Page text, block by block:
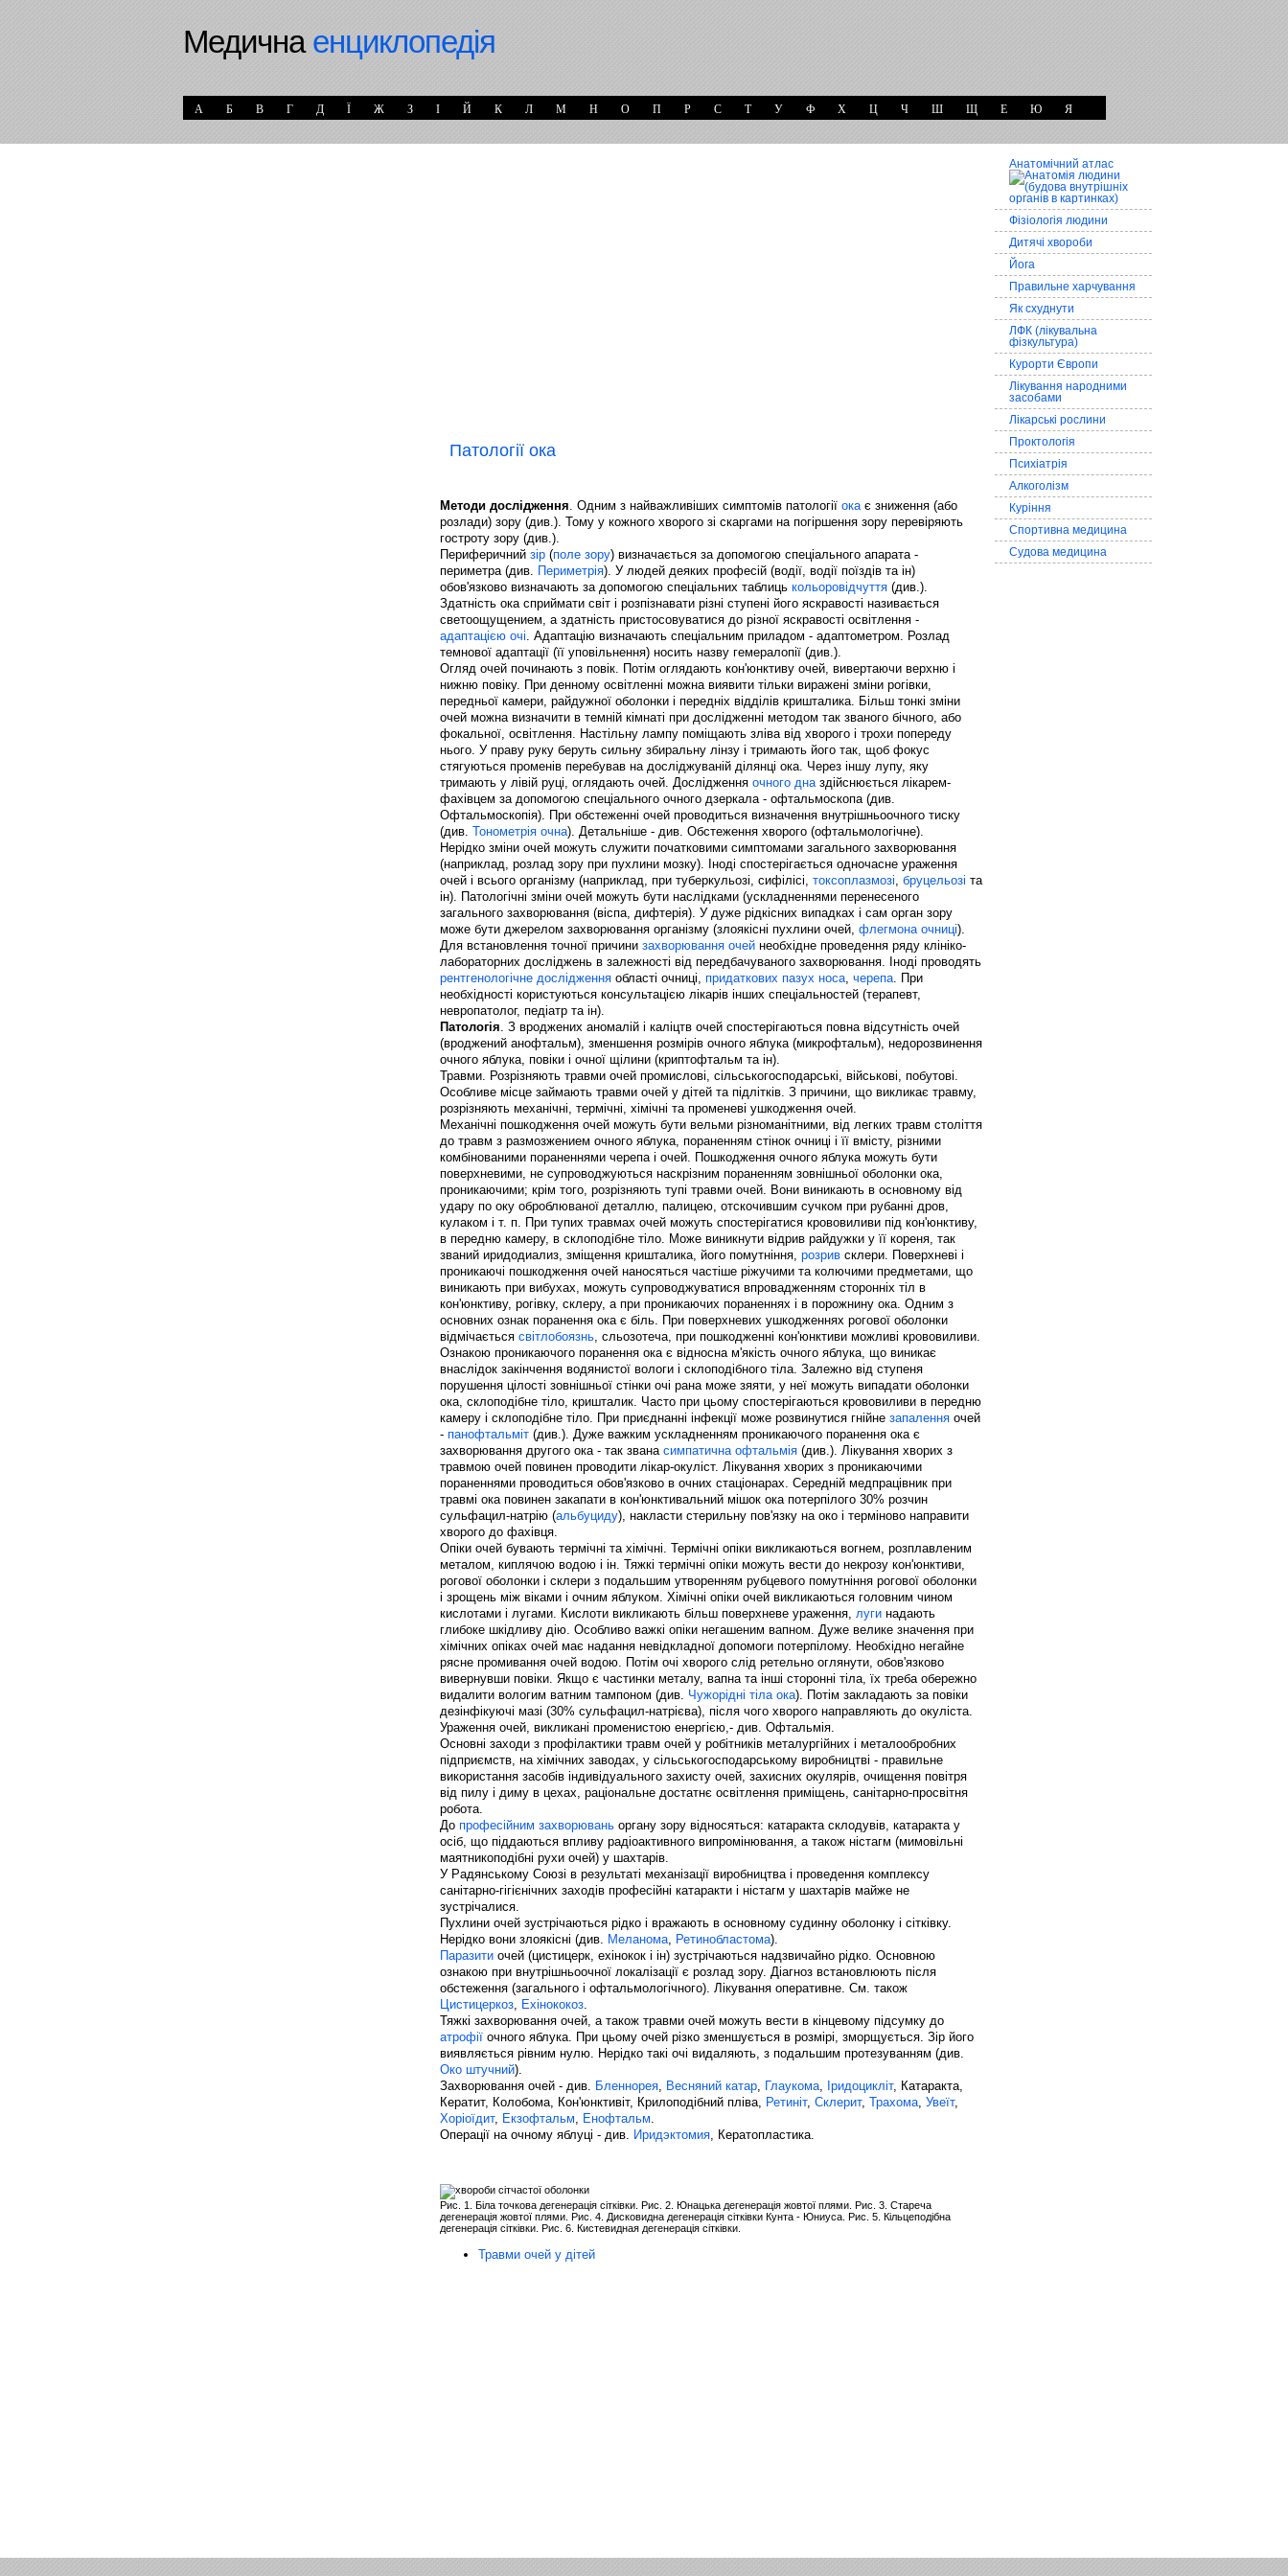
Медичнаенциклопедія
А Б В Г Д Ї Ж З І Й К Л М Н О П Р С Т У Ф Х Ц Ч Ш Щ Е Ю Я
Патології ока
Методи дослідження. Одним з найважливіших симптомів патології окає зниження (або
розлади) зору (див.). Тому у кожного хворого зі скаргами на погіршення зору перевіряють
гостроту зору (див.).
Периферичний зір (поле зору) визначається за допомогою спеціального апарата -
периметра (див. Периметрія). У людей деяких професій (водії, водії поїздів та ін)
обов'язково визначають за допомогою спеціальних таблиць кольоровідчуття (див.).
Здатність ока сприймати світ і розпізнавати різні ступені його яскравості називається
светоощущением, а здатність пристосовуватися до різної яскравості освітлення -
адаптацією очі. Адаптацію визначають спеціальним приладом - адаптометром. Розлад
темнової адаптації (її уповільнення) носить назву гемералопії (див.).
Огляд очей починають з повік. Потім оглядають кон'юнктиву очей, вивертаючи верхню і
нижню повіку. При денному освітленні можна виявити тільки виражені зміни рогівки,
передньої камери, райдужної оболонки і передніх відділів кришталика. Більш тонкі зміни
очей можна визначити в темній кімнаті при дослідженні методом так званого бічного, або
фокальної, освітлення. Настільну лампу поміщають зліва від хворого і трохи попереду
нього. У праву руку беруть сильну збиральну лінзу і тримають його так, щоб фокус
стягуються променів перебував на досліджуваній ділянці ока. Через іншу лупу, яку
тримають у лівій руці, оглядають очей. Дослідження очного дназдійснюється лікарем-
фахівцем за допомогою спеціального очного дзеркала - офтальмоскопа (див.
Офтальмоскопія). При обстеженні очей проводиться визначення внутрішньоочного тиску
(див. Тонометрія очна). Детальніше - див. Обстеження хворого (офтальмологічне).
Нерідко зміни очей можуть служити початковими симптомами загального захворювання
(наприклад, розлад зору при пухлини мозку). Іноді спостерігається одночасне ураження
очей і всього організму (наприклад, при туберкульозі, сифілісі, токсоплазмозі, бруцельозі та
ін). Патологічні зміни очей можуть бути наслідками (ускладненнями перенесеного
загального захворювання (віспа, дифтерія). У дуже рідкісних випадках і сам орган зору
може бути джерелом захворювання організму (злоякісні пухлини очей, флегмона очниці).
Для встановлення точної причини захворювання очей необхідне проведення ряду клініко-
лабораторних досліджень в залежності від передбачуваного захворювання. Іноді проводять
рентгенологічне дослідження області очниці, придаткових пазух носа, черепа. При
необхідності користуються консультацією лікарів інших спеціальностей (терапевт,
невропатолог, педіатр та ін).
Патологія. З вроджених аномалій і каліцтв очей спостерігаються повна відсутність очей
(вроджений анофтальм), зменшення розмірів очного яблука (микрофтальм), недорозвинення
очного яблука, повіки і очної щілини (криптофтальм та ін).
Травми. Розрізняють травми очей промислові, сільськогосподарські, військові, побутові.
Особливе місце займають травми очей у дітей та підлітків. З причини, що викликає травму,
розрізняють механічні, термічні, хімічні та променеві ушкодження очей.
Механічні пошкодження очей можуть бути вельми різноманітними, від легких травм століття
до травм з размозжением очного яблука, пораненням стінок очниці і її вмісту, різними
комбінованими пораненнями черепа і очей. Пошкодження очного яблука можуть бути
поверхневими, не супроводжуються наскрізним пораненням зовнішньої оболонки ока,
проникаючими; крім того, розрізняють тупі травми очей. Вони виникають в основному від
удару по оку оброблюваної деталлю, палицею, отскочившим сучком при рубанні дров,
кулаком і т. п. При тупих травмах очей можуть спостерігатися крововиливи під кон'юнктиву,
в передню камеру, в склоподібне тіло. Може виникнути відрив райдужки у її кореня, так
званий иридодиализ, зміщення кришталика, його помутніння, розрив склери. Поверхневі і
проникаючі пошкодження очей наносяться частіше ріжучими та колючими предметами, що
виникають при вибухах, можуть супроводжуватися впровадженням сторонніх тіл в
кон'юнктиву, рогівку, склеру, а при проникаючих пораненнях і в порожнину ока. Одним з
основних ознак поранення ока є біль. При поверхневих ушкодженнях рогової оболонки
відмічається світлобоязнь, сльозотеча, при пошкодженні кон'юнктиви можливі крововиливи.
Ознакою проникаючого поранення ока є відносна м'якість очного яблука, що виникає
внаслідок закінчення водянистої вологи і склоподібного тіла. Залежно від ступеня
порушення цілості зовнішньої стінки очі рана може зяяти, у неї можуть випадати оболонки
ока, склоподібне тіло, кришталик. Часто при цьому спостерігаються крововиливи в передню
камеру і склоподібне тіло. При приєднанні інфекції може розвинутися гнійне запалення очей
- панофтальміт (див.). Дуже важким ускладненням проникаючого поранення ока є
захворювання другого ока - так звана симпатична офтальмія (див.). Лікування хворих з
травмою очей повинен проводити лікар-окуліст. Лікування хворих з проникаючими
пораненнями проводиться обов'язково в очних стаціонарах. Середній медпрацівник при
травмі ока повинен закапати в кон'юнктивальний мішок ока потерпілого 30% розчин
сульфацил-натрію (альбуциду), накласти стерильну пов'язку на око і терміново направити
хворого до фахівця.
Опіки очей бувають термічні та хімічні. Термічні опіки викликаються вогнем, розплавленим
металом, киплячою водою і ін. Тяжкі термічні опіки можуть вести до некрозу кон'юнктиви,
рогової оболонки і склери з подальшим утворенням рубцевого помутніння рогової оболонки
і зрощень між віками і очним яблуком. Хімічні опіки очей викликаються головним чином
кислотами і лугами. Кислоти викликають більш поверхневе ураження, луги надають
глибоке шкідливу дію. Особливо важкі опіки негашеним вапном. Дуже велике значення при
хімічних опіках очей має надання невідкладної допомоги потерпілому. Необхідно негайне
рясне промивання очей водою. Потім очі хворого слід ретельно оглянути, обов'язково
вивернувши повіки. Якщо є частинки металу, вапна та інші сторонні тіла, їх треба обережно
видалити вологим ватним тампоном (див. Чужорідні тіла ока). Потім закладають за повіки
дезінфікуючі мазі (30% сульфацил-натрієва), після чого хворого направляють до окуліста.
Ураження очей, викликані променистою енергією,- див. Офтальмія.
Основні заходи з профілактики травм очей у робітників металургійних і металообробних
підприємств, на хімічних заводах, у сільськогосподарському виробництві - правильне
використання засобів індивідуального захисту очей, захисних окулярів, очищення повітря
від пилу і диму в цехах, раціональне достатнє освітлення приміщень, санітарно-просвітня
робота.
До професійним захворювань органу зору відносяться: катаракта склодувів, катаракта у
осіб, що піддаються впливу радіоактивного випромінювання, а також ністагм (мимовільні
маятникоподібні рухи очей) у шахтарів.
У Радянському Союзі в результаті механізації виробництва і проведення комплексу
санітарно-гігієнічних заходів професійні катаракти і ністагм у шахтарів майже не
зустрічалися.
Пухлини очей зустрічаються рідко і вражають в основному судинну оболонку і сітківку.
Нерідко вони злоякісні (див. Меланома, Ретинобластома).
Паразити очей (цистицерк, ехінокок і ін) зустрічаються надзвичайно рідко. Основною
ознакою при внутрішньоочної локалізації є розлад зору. Діагноз встановлюють після
обстеження (загального і офтальмологічного). Лікування оперативне. См. також
Цистицеркоз, Ехінококоз.
Тяжкі захворювання очей, а також травми очей можуть вести в кінцевому підсумку до
атрофії очного яблука. При цьому очей різко зменшується в розмірі, зморщується. Зір його
виявляється рівним нулю. Нерідко такі очі видаляють, з подальшим протезуванням (див.
Око штучний).
Захворювання очей - див. Бленнорея, Весняний катар, Глаукома, Іридоцикліт, Катаракта,
Кератит, Колобома, Кон'юнктивіт, Крилоподібний пліва, Ретиніт, Склерит, Трахома, Увеїт,
Хоріоїдит, Екзофтальм, Енофтальм.
Операції на очному яблуці - див. Иридэктомия, Кератопластика.
Рис. 1. Біла точкова дегенерація сітківки. Рис. 2. Юнацька дегенерація жовтої плями. Рис. 3. Стареча
дегенерація жовтої плями. Рис. 4. Дисковидна дегенерація сітківки Кунта - Юниуса. Рис. 5. Кільцеподібна
дегенерація сітківки. Рис. 6. Кистевидная дегенерація сітківки.
Травми очей у дітей
Анатомічний атлас
Фізіологія людини
Дитячі хвороби
Йога
Правильне харчування
Як схуднути
ЛФК (лікувальна
фізкультура)
Курорти Європи
Лікування народними
засобами
Лікарські рослини
Проктологія
Психіатрія
Алкоголізм
Куріння
Спортивна медицина
Судова медицина